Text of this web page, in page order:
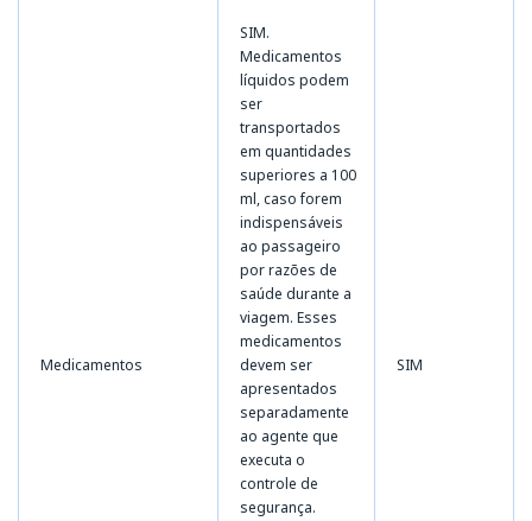
Medicamentos
SIM.
Medicamentos
líquidos podem
ser
transportados
em quantidades
superiores a 100
ml, caso forem
indispensáveis
ao passageiro
por razões de
saúde durante a
viagem. Esses
medicamentos
devem ser
apresentados
separadamente
ao agente que
executa o
controle de
segurança.
SIM